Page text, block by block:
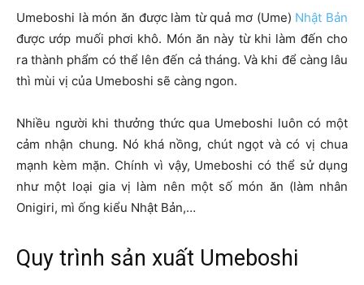
Umeboshi là món ăn được làm từ quả mơ (Ume) Nhật Bản
được ướp muối phơi khô. Món ăn này từ khi làm đến cho
ra thành phẩm có thể lên đến cả tháng. Và khi để càng lâu
thì mùi vị của Umeboshi sẽ càng ngon.
Nhiều người khi thưởng thức qua Umeboshi luôn có một
cảm nhận chung. Nó khá nồng, chút ngọt và có vị chua
mạnh kèm mặn. Chính vì vậy, Umeboshi có thể sử dụng
như một loại gia vị làm nên một số món ăn (làm nhân
Onigiri, mì ống kiểu Nhật Bản,…
Quy trình sản xuất Umeboshi